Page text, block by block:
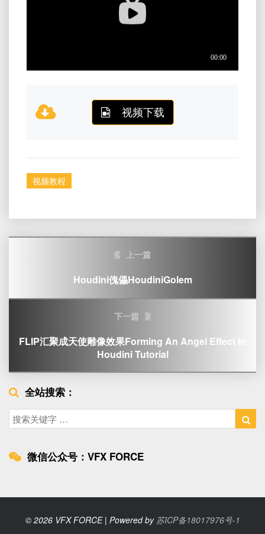
视频下载
视频教程
上一篇
Houdini傀儡HoudiniGolem
下一篇
FLIP汇聚成天使雕像效果Forming An Angel Effect In
Houdini Tutorial
全站搜索：
Search
for:
微信公众号：VFX FORCE
© 2026 VFX FORCE | Powered by 苏ICP备18017976号-1